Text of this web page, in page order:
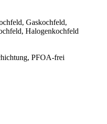
Gaskochfeld,
Halogenkochfeld
PFOA-frei